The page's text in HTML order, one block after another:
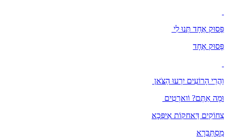
פָּסוּק אֶחָד תְּנוּ לִי
פָּסוּק אֶחָד
וַהֲרֵי הָרוֹעִים יִרְעוּ הַצֹּאן
וּמָה אַתֶּם? וֹוארְטִים
צְחוֹקִים דַּאחקוֹת אִיפְּכָא
מִסְתַּבְּרָא